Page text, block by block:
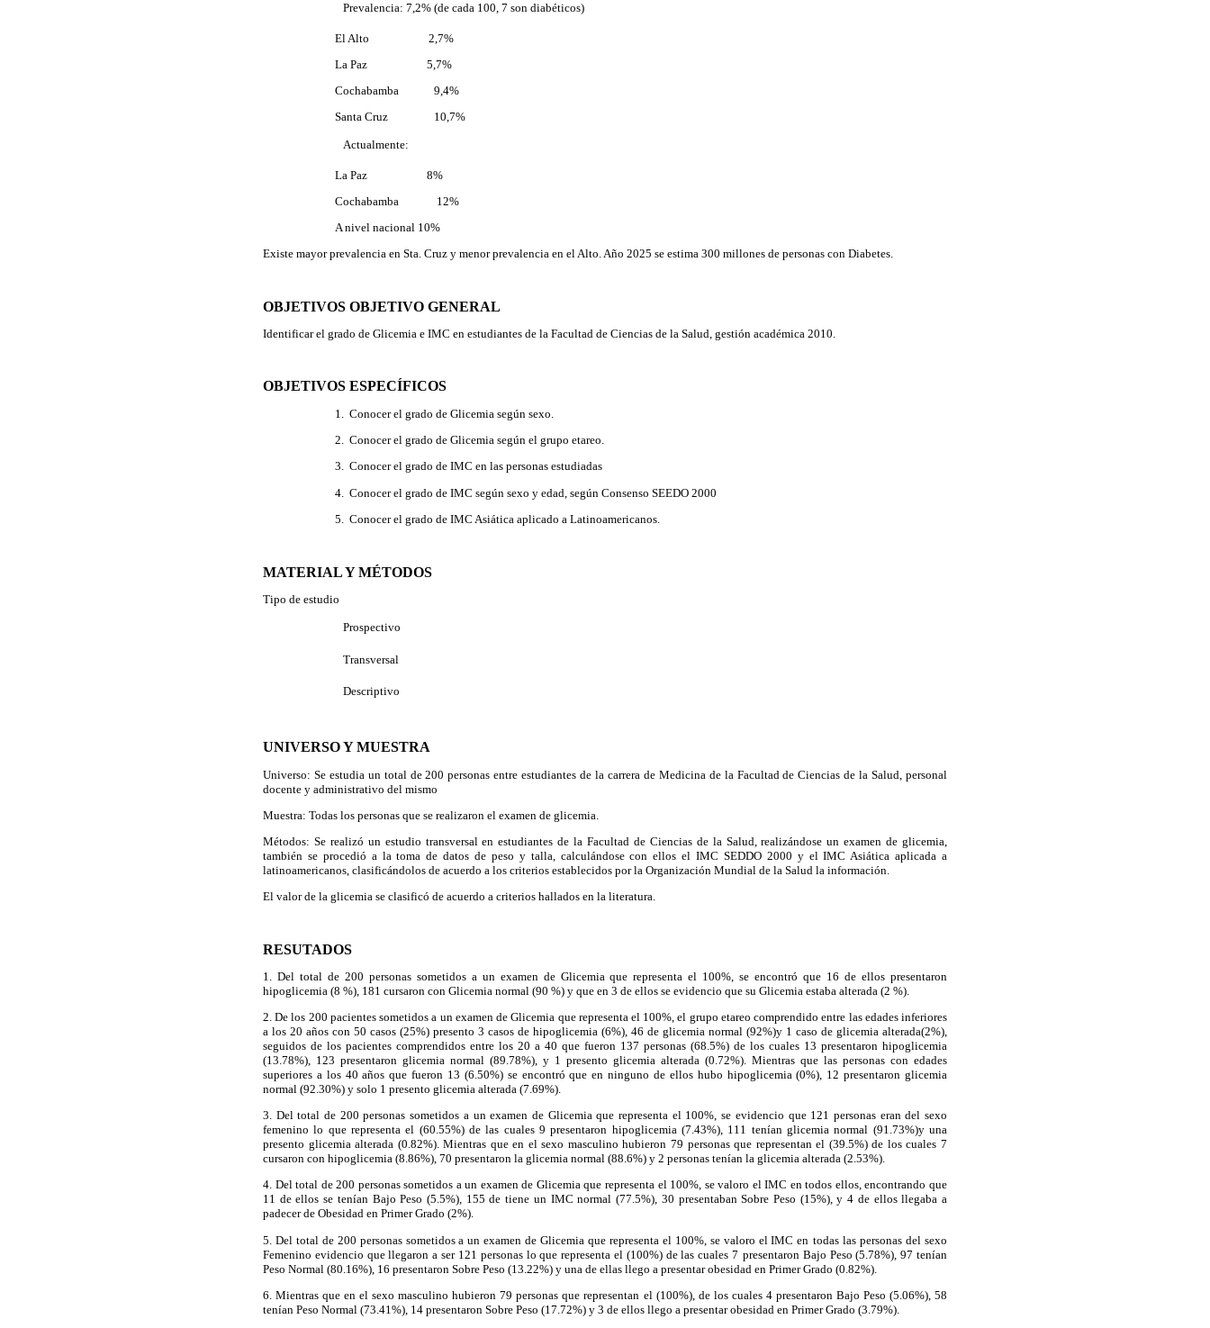
 Prevalencia: 7,2% (de cada 100, 7 son diabéticos)
El Alto 2,7%
La Paz 5,7%
Cochabamba 9,4%
Santa Cruz 10,7%
 Actualmente:
La Paz 8%
Cochabamba 12%
A nivel nacional 10%
Existe mayor prevalencia en Sta. Cruz y menor prevalencia en el Alto. Año 2025 se estima 300 millones de personas con Diabetes.
OBJETIVOS OBJETIVO GENERAL
Identificar el grado de Glicemia e IMC en estudiantes de la Facultad de Ciencias de la Salud, gestión académica 2010.
OBJETIVOS ESPECÍFICOS
1. Conocer el grado de Glicemia según sexo.
2. Conocer el grado de Glicemia según el grupo etareo.
3. Conocer el grado de IMC en las personas estudiadas
4. Conocer el grado de IMC según sexo y edad, según Consenso SEEDO 2000
5. Conocer el grado de IMC Asiática aplicado a Latinoamericanos.
MATERIAL Y MÉTODOS
Tipo de estudio
 Prospectivo
 Transversal
 Descriptivo
UNIVERSO Y MUESTRA
Universo: Se estudia un total de 200 personas entre estudiantes de la carrera de Medicina de la Facultad de Ciencias de la Salud, personal
docente y administrativo del mismo
Muestra: Todas los personas que se realizaron el examen de glicemia.
Métodos: Se realizó un estudio transversal en estudiantesde la Facultad de Ciencias de la Salud, realizándose un examen de glicemia,
también se procedió a la toma de datos de peso y talla, calculándose con ellos el IMC SEDDO 2000 y el IMC Asiática aplicada a
latinoamericanos, clasificándolos de acuerdo a los criterios establecidos por la Organización Mundial de la Salud la información.
El valor de la glicemia se clasificó de acuerdo a criterios hallados en la literatura.
RESUTADOS
1. Del total de 200 personas sometidos a un examen de Glicemia que representa el 100%, se encontró que 16 de ellos presentaron
hipoglicemia (8 %), 181 cursaron con Glicemia normal (90 %) y que en 3 de ellos se evidencio que su Glicemia estaba alterada (2 %).
2. De los 200 pacientes sometidos a un examen de Glicemia que representa el 100%, el grupo etareo comprendido entre las edades inferiores
a los 20 años con 50 casos (25%) presento 3 casos de hipoglicemia (6%), 46 de glicemia normal (92%)y 1 caso de glicemia alterada(2%),
seguidos de los pacientes comprendidos entre los 20 a 40 que fueron 137 personas (68.5%) de los cuales 13 presentaron hipoglicemia
(13.78%), 123 presentaron glicemia normal (89.78%), y 1 presento glicemia alterada (0.72%). Mientras que las personas con edades
superiores a los 40 años que fueron 13 (6.50%) se encontró que en ninguno de ellos hubo hipoglicemia (0%), 12 presentaron glicemia
normal (92.30%) y solo 1 presento glicemia alterada (7.69%).
3. Del total de 200 personas sometidos a un examen de Glicemia que representa el 100%, se evidencio que 121 personas eran del sexo
femenino lo que representa el (60.55%) de las cuales 9 presentaron hipoglicemia (7.43%), 111 tenían glicemia normal (91.73%)y una
presento glicemia alterada (0.82%). Mientras que en el sexo masculino hubieron 79 personas que representan el (39.5%) de los cuales 7
cursaron con hipoglicemia (8.86%), 70 presentaron la glicemia normal (88.6%) y 2 personas tenían la glicemia alterada (2.53%).
4. Del total de 200 personas sometidos a un examen de Glicemia que representa el 100%, se valoro el IMC en todos ellos, encontrando que
11 de ellos se tenían Bajo Peso (5.5%), 155 de tiene un IMC normal (77.5%), 30 presentaban Sobre Peso (15%), y 4 de ellos llegaba a
padecer de Obesidad en Primer Grado (2%).
5. Del total de 200 personas sometidos a un examen de Glicemia que representa el 100%, se valoro el IMC en todas las personas del sexo
Femenino evidencio que llegaron a ser 121 personas lo que representa el (100%) de las cuales 7 presentaron Bajo Peso (5.78%), 97 tenían
Peso Normal (80.16%), 16 presentaron Sobre Peso (13.22%) y una de ellas llego a presentar obesidad en Primer Grado (0.82%).
6. Mientras que en el sexo masculino hubieron 79 personas que representan el (100%), de los cuales 4 presentaron Bajo Peso (5.06%), 58
tenían Peso Normal (73.41%), 14 presentaron Sobre Peso (17.72%) y 3 de ellos llego a presentar obesidad en Primer Grado (3.79%).